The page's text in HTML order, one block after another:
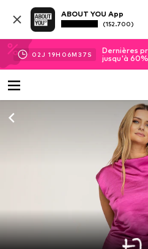
ABOUT YOU App
(152.700)
02J 19H 06M 36 S
Dernières
jusqu'à